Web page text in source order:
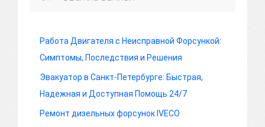
Работа Двигателя с Неисправной Форсункой:
Симптомы, Последствия и Решения
Эвакуатор в Санкт-Петербурге: Быстрая,
Надежная и Доступная Помощь 24/7
Ремонт дизельных форсунок IVECO